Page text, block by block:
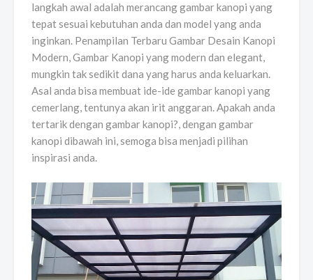
langkah awal adalah merancang gambar kanopi yang
tepat sesuai kebutuhan anda dan model yang anda
inginkan. Penampilan Terbaru Gambar Desain Kanopi
Modern, Gambar Kanopi yang modern dan elegant,
mungkin tak sedikit dana yang harus anda keluarkan.
Asal anda bisa membuat ide-ide gambar kanopi yang
cemerlang, tentunya akan irit anggaran. Apakah anda
tertarik dengan gambar kanopi?, dengan gambar
kanopi dibawah ini, semoga bisa menjadi pilihan
inspirasi anda.